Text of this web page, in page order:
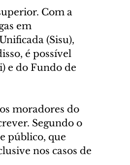
Com a
em
(Sisu),
é possível
e do Fundo de
moradores do
Segundo o
público, que
nos casos de